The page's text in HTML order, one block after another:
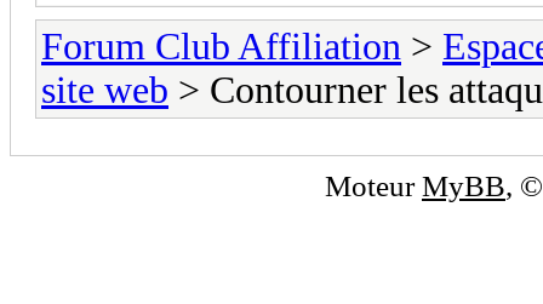
Forum Club Affiliation >
site web > Contourner les
MoteurMyBB,